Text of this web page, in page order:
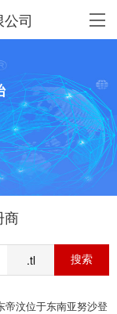
司
商
.tl
帝汶位于东南亚努沙登